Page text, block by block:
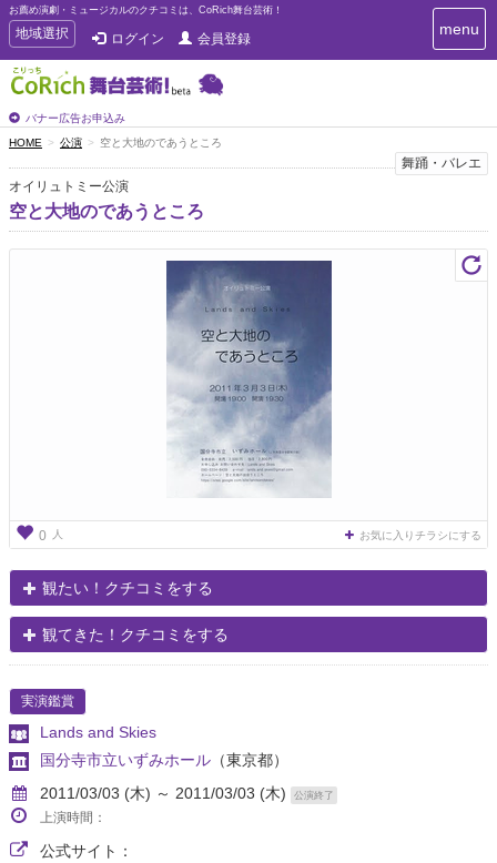
お薦め演劇・ミュージカルのクチコミは、CoRich舞台芸術！
T
o
g
g
e
n
a
v
i
g
地域選択 ログイン 会員登録
バナー広告お申込み
T
o
n
i
g
menu
HOME 公演 空と大地のであうところ
舞踊・バレエ
オイリュトミー公演
空と大地のであうところ
0 人 お気に入りチラシにする
観たい！クチコミをする
観てきた！クチコミをする
実演鑑賞
Lands and Skies
国分寺市立いずみホール （東京都）
2011/03/03 (木) ～ 2011/03/03 (木)
公演終了
上演時間：
公式サイト：